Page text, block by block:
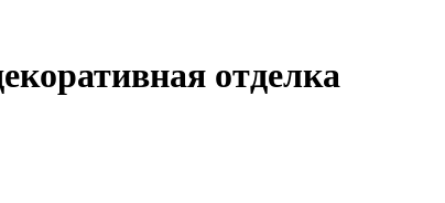
отделка